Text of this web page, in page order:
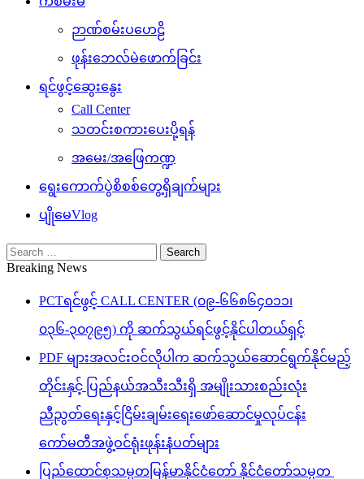
ဉာဏ်စမ်းပဟေဠိ
ဖုန်းဘေလ်မဲဖောက်ခြင်း
ရင်ဖွင့်ဆွေးနွေး
Call Center
သတင်းစကားပေးပို့ရန်
အမေး/အဖြေကဏ္ဍ
ရွေးကောက်ပွဲစိစစ်တွေ့ရှိချက်များ
ပျိုမေVlog
Search
for:
Breaking News
PCTရင်ဖွင့် CALL CENTER (၀၉-၆၆၈၆၄၀၁၁၊
၀၃၆-၃၀၇၉၅) ကို ဆက်သွယ်ရင်ဖွင့်နိုင်ပါတယ်ရှင့်
PDF များအလင်းဝင်လိုပါက ဆက်သွယ်ဆောင်ရွက်နိုင်မည့်
တိုင်းနှင့် ပြည်နယ်အသီးသီးရှိ အမျိုးသားစည်းလုံး
ညီညွတ်ရေးနှင့်ငြိမ်းချမ်းရေးဖော်ဆောင်မှုလုပ်ငန်း
ကော်မတီအဖွဲ့ဝင်ရုံးဖုန်းနံပတ်များ
ပြည်ထောင်စုသမ္မတမြန်မာနိုင်ငံတော် နိုင်ငံတော်သမ္မတ